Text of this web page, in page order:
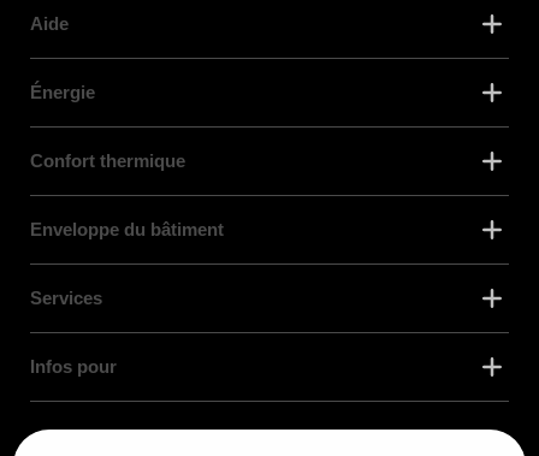
Aide
Énergie
Confort thermique
Enveloppe du bâtiment
Services
Infos pour